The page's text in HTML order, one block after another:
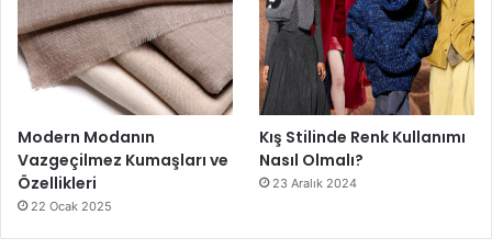
Modern Modanın
Vazgeçilmez Kumaşları ve
Özellikleri
22 Ocak 2025
Kış Stilinde Renk Kullanımı
Nasıl Olmalı?
23 Aralık 2024